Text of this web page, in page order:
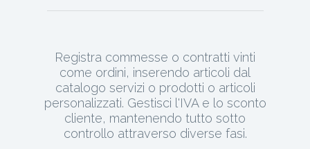
Registra commesse o contratti vinti
come ordini, inserendo articoli dal
catalogo servizi o prodotti o articoli
personalizzati. Gestisci l'IVA e lo sconto
cliente, mantenendo tutto sotto
controllo attraverso diverse fasi.